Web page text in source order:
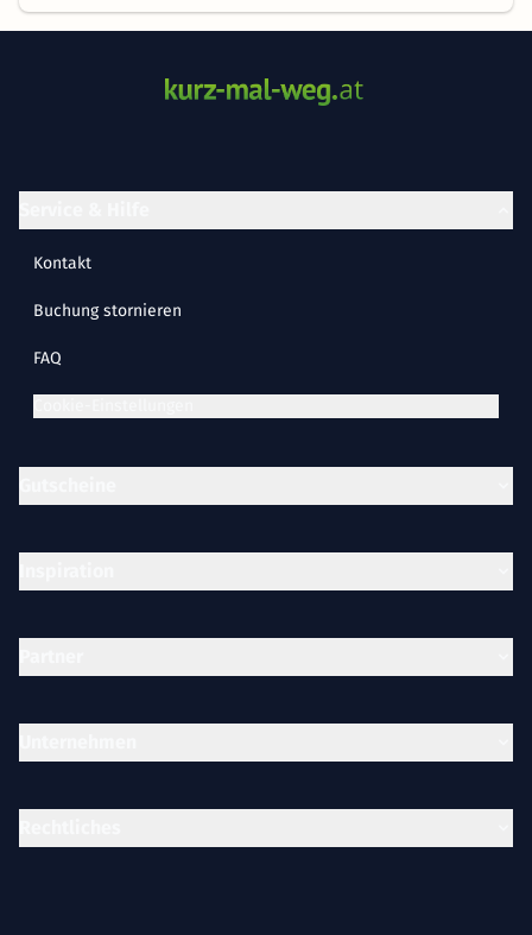
Kontakt
Buchung stornieren
FAQ